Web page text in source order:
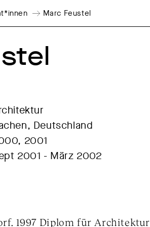
Marc Feustel
Deutschland
2001
2001 - März 2002
1997 Diplom für Architektur